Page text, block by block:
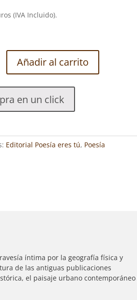
(IVA Incluido).
Añadir al carrito
en un click
Editorial Poesía eres tú, Poesía
íntima por la geografía física y
de las antiguas publicaciones
el paisaje urbano contemporáneo